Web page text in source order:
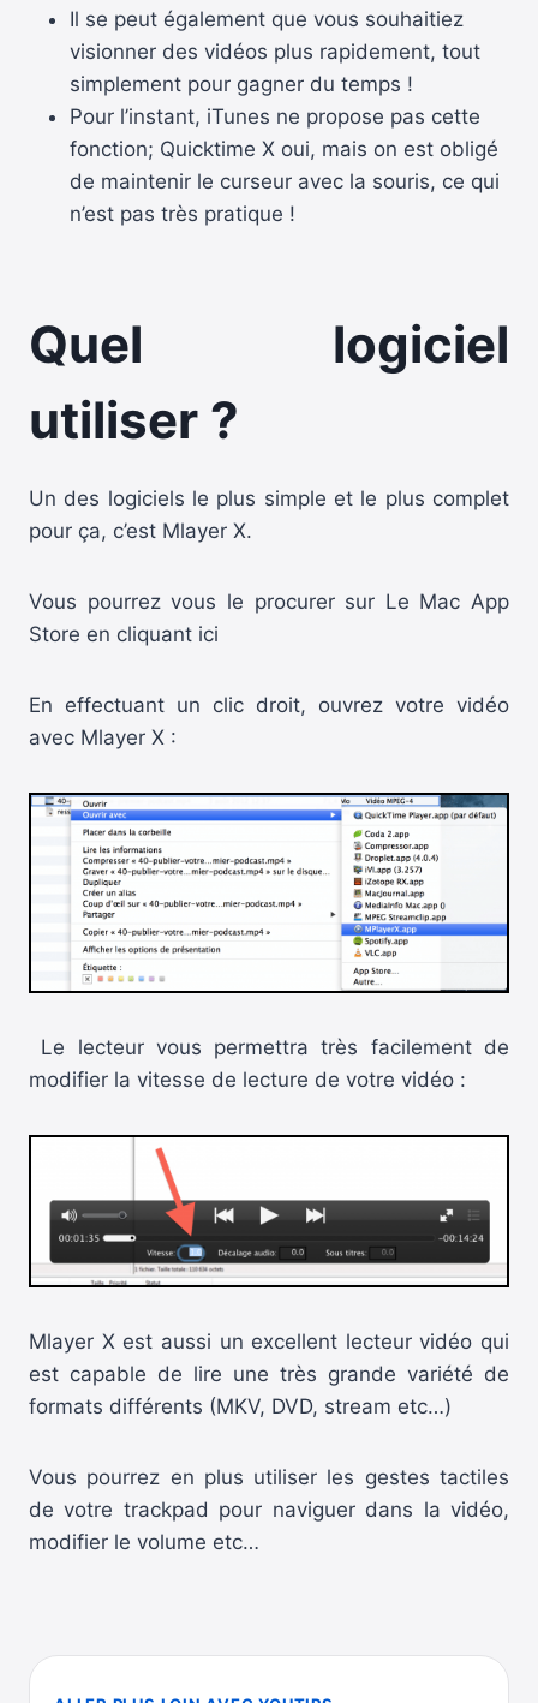
Il se peut également que vous souhaitiez
visionner des vidéos plus rapidement, tout
simplement pour gagner du temps !
Pour l’instant, iTunes ne propose pas cette
fonction; Quicktime X oui, mais on est obligé
de maintenir le curseur avec la souris, ce qui
n’est pas très pratique !
Quel logiciel
utiliser ?
Un des logiciels le plus simple et le plus complet
pour ça, c’est Mlayer X.
Vous pourrez vous le procurer sur Le Mac App
Store en cliquant ici
En effectuant un clic droit, ouvrez votre vidéo
avec Mlayer X :
Le lecteur vous permettra très facilement de
modifier la vitesse de lecture de votre vidéo :
Mlayer X est aussi un excellent lecteur vidéo qui
est capable de lire une très grande variété de
formats différents (MKV, DVD, stream etc…)
Vous pourrez en plus utiliser les gestes tactiles
de votre trackpad pour naviguer dans la vidéo,
modifier le volume etc…